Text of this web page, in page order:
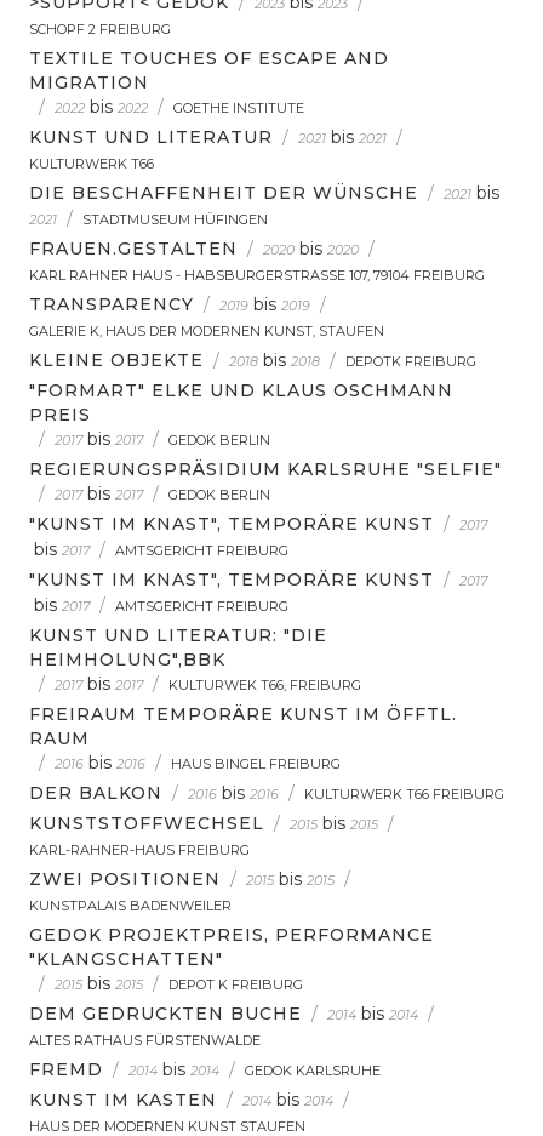
2023 2023
SCHOPF 2 FREIBURG
TEXTILE TOUCHES OF ESCAPE AND
MIGRATION
/ 2022 bis 2022 / GOETHE INSTITUTE
KUNST UND LITERATUR / 2021 bis 2021 /
KULTURWERK T66
DIE BESCHAFFENHEIT DER WÜNSCHE / 2021 bis
2021 / STADTMUSEUM HÜFINGEN
FRAUEN.GESTALTEN / 2020 bis 2020 /
KARL RAHNER HAUS - HABSBURGERSTRASSE 107, 79104 FREIBURG
TRANSPARENCY / 2019 bis 2019 /
GALERIE K, HAUS DER MODERNEN KUNST, STAUFEN
KLEINE OBJEKTE / 2018 bis 2018 / DEPOTK FREIBURG
"FORMART" ELKE UND KLAUS OSCHMANN
PREIS
/ 2017 bis 2017 / GEDOK BERLIN
REGIERUNGSPRÄSIDIUM KARLSRUHE "SELFIE"
/ 2017 bis 2017 / GEDOK BERLIN
"KUNST IM KNAST", TEMPORÄRE KUNST / 2017
bis 2017 / AMTSGERICHT FREIBURG
"KUNST IM KNAST", TEMPORÄRE KUNST / 2017
bis 2017 / AMTSGERICHT FREIBURG
KUNST UND LITERATUR: "DIE
HEIMHOLUNG",BBK
/ 2017 bis 2017 / KULTURWEK T66, FREIBURG
FREIRAUM TEMPORÄRE KUNST IM ÖFFTL.
RAUM
/ 2016 bis 2016 / HAUS BINGEL FREIBURG
DER BALKON / 2016 bis 2016 / KULTURWERK T66 FREIBURG
KUNSTSTOFFWECHSEL / 2015 bis 2015 /
KARL-RAHNER-HAUS FREIBURG
ZWEI POSITIONEN / 2015 bis 2015 /
KUNSTPALAIS BADENWEILER
GEDOK PROJEKTPREIS, PERFORMANCE
"KLANGSCHATTEN"
/ 2015 bis 2015 / DEPOT K FREIBURG
DEM GEDRUCKTEN BUCHE / 2014 bis 2014 /
ALTES RATHAUS FÜRSTENWALDE
FREMD / 2014 bis 2014 / GEDOK KARLSRUHE
KUNST IM KASTEN / 2014 bis 2014 /
HAUS DER MODERNEN KUNST STAUFEN